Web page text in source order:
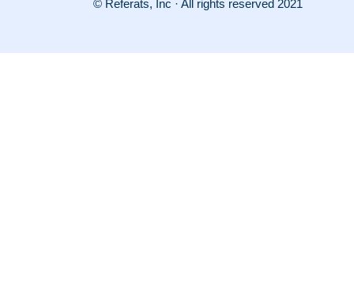
© Referats, Inc · All rights reserved 2021